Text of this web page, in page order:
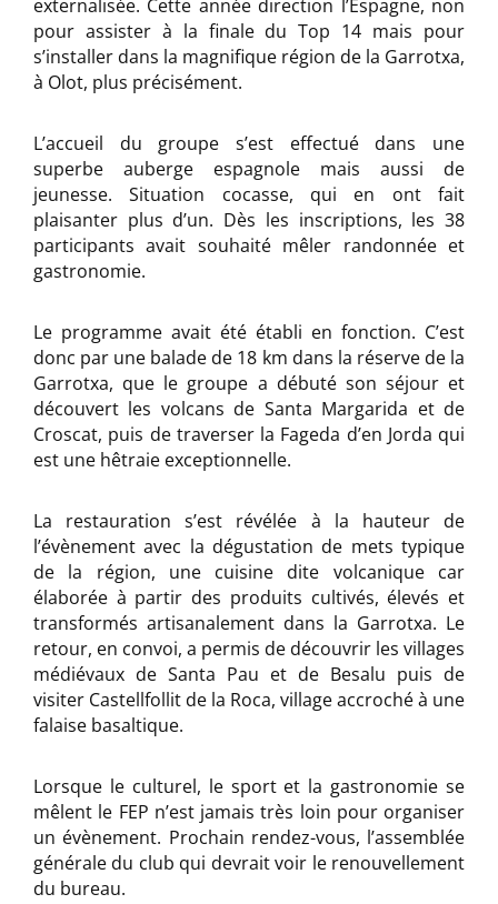
externalisée. Cette année direction l’Espagne, non
pour assister à la finale du Top 14 mais pour
s’installer dans la magnifique région de la Garrotxa,
à Olot, plus précisément.
L’accueil du groupe s’est effectué dans une
superbe auberge espagnole mais aussi de
jeunesse. Situation cocasse, qui en ont fait
plaisanter plus d’un. Dès les inscriptions, les 38
participants avait souhaité mêler randonnée et
gastronomie.
Le programme avait été établi en fonction. C’est
donc par une balade de 18 km dans la réserve de la
Garrotxa, que le groupe a débuté son séjour et
découvert les volcans de Santa Margarida et de
Croscat, puis de traverser la Fageda d’en Jorda qui
est une hêtraie exceptionnelle.
La restauration s’est révélée à la hauteur de
l’évènement avec la dégustation de mets typique
de la région, une cuisine dite volcanique car
élaborée à partir des produits cultivés, élevés et
transformés artisanalement dans la Garrotxa. Le
retour, en convoi, a permis de découvrir les villages
médiévaux de Santa Pau et de Besalu puis de
visiter Castellfollit de la Roca, village accroché à une
falaise basaltique.
Lorsque le culturel, le sport et la gastronomie se
mêlent le FEP n’est jamais très loin pour organiser
un évènement. Prochain rendez-vous, l’assemblée
générale du club qui devrait voir le renouvellement
du bureau.